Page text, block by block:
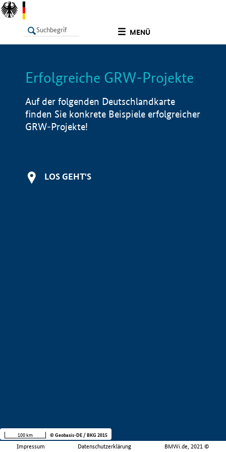
MENÜ
LISTE Info
Erfolgreiche GRW-Projekte
Auf der folgenden Deutschlandkarte
finden Sie konkrete Beispiele erfolgreicher
GRW-Projekte!
LOS GEHT'S
Impressum Datenschutzerklärung BMWi.de, 2021 ©
100 km © Geobasis-DE / BKG 2015